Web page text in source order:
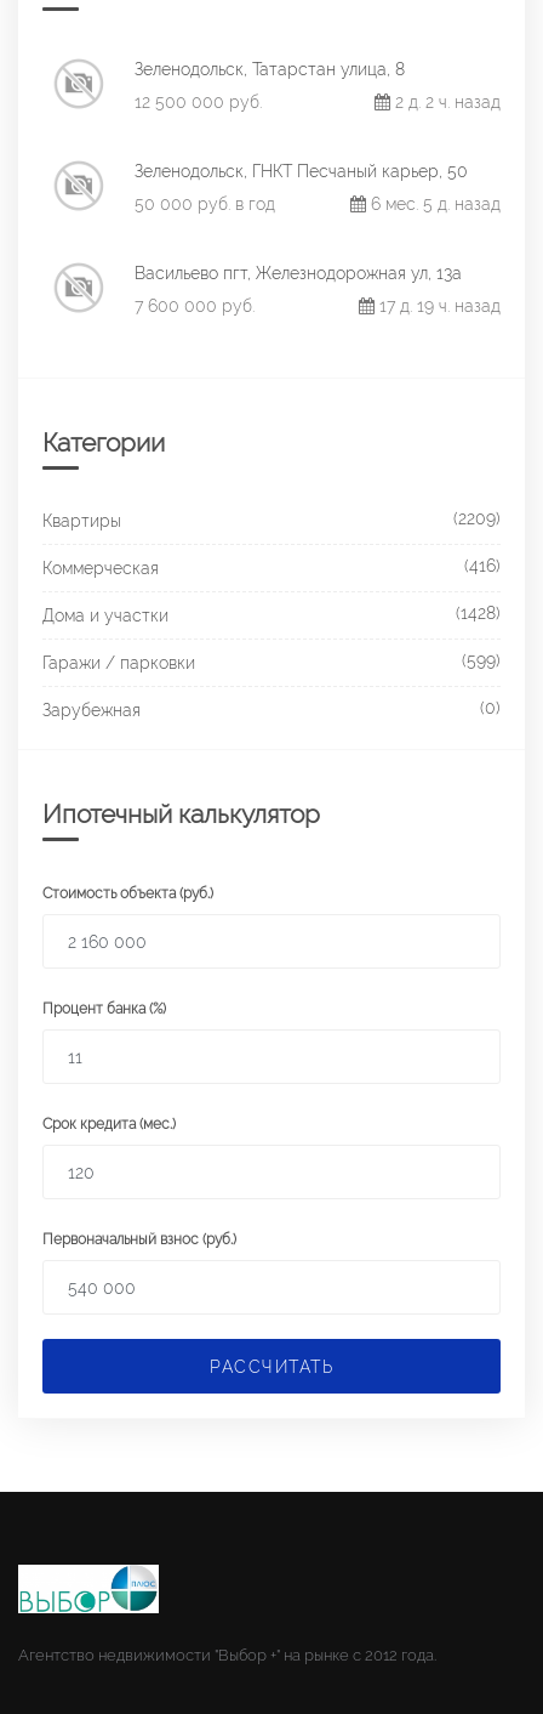
Зеленодольск, Татарстан улица, 8
12 500 000 руб.
2 д. 2 ч. назад
Зеленодольск, ГНКТ Песчаный карьер, 50
50 000 руб. в год
6 мес. 5 д. назад
Васильево пгт, Железнодорожная ул, 13а
7 600 000 руб.
17 д. 19 ч. назад
Категории
Квартиры (2209)
Коммерческая (416)
Дома и участки (1428)
Гаражи / парковки (599)
Зарубежная (0)
Ипотечный калькулятор
Стоимость объекта (руб.)
Процент банка (%)
Срок кредита (мес.)
Первоначальный взнос (руб.)
РАССЧИТАТЬ
Агентство недвижимости "Выбор +" на рынке с 2012 года.